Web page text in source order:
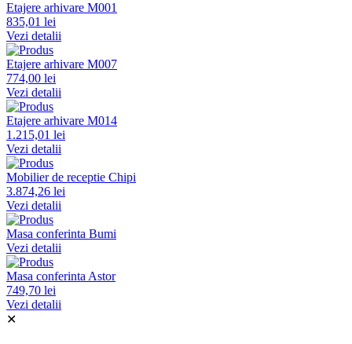
Etajere arhivare M001
835,01 lei
Vezi detalii
Etajere arhivare M007
774,00 lei
Vezi detalii
Etajere arhivare M014
1.215,01 lei
Vezi detalii
Mobilier de receptie Chipi
3.874,26 lei
Vezi detalii
Masa conferinta Bumi
Vezi detalii
Masa conferinta Astor
749,70 lei
Vezi detalii
✕